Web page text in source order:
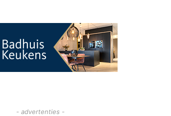
-